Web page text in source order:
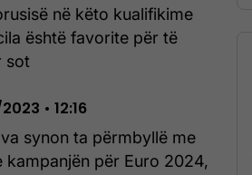
në këto kualifikime
është favorite për të
sot
• 12:16
synon ta përmbyllë me
kampanjën për Euro 2024,